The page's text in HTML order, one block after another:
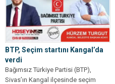
BTP, Seçim startını Kangal’da
verdi
Bağımsız Türkiye Partisi (BTP),
Sivas’ın Kangal ilçesinde seçim